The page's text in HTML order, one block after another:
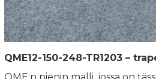
QME12-150-248-TR1203 –
QME:n pienin malli, jossa on